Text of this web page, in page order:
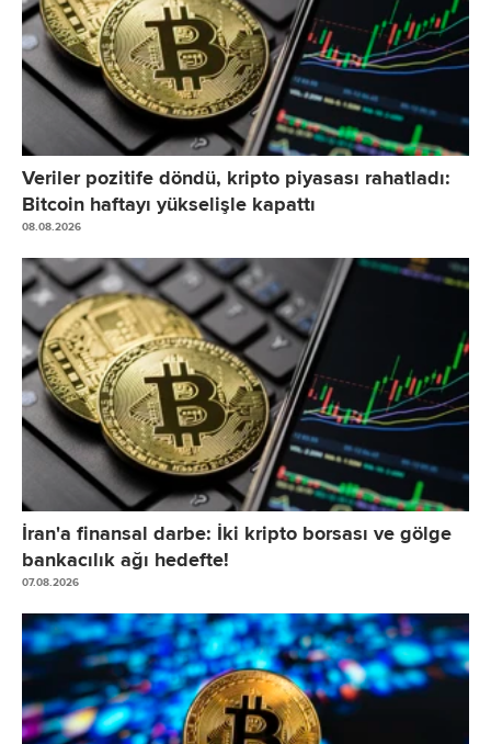
Veriler pozitife döndü, kripto piyasası rahatladı:
Bitcoin haftayı yükselişle kapattı
08.08.2026
İran'a finansal darbe: İki kripto borsası ve gölge
bankacılık ağı hedefte!
07.08.2026